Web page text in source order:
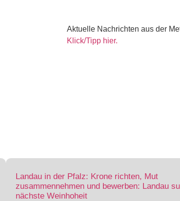
Aktuelle Nachrichten aus der
Klick/Tipp hier.
Landau in der Pfalz: Krone richten, Mut
zusammennehmen und bewerben: Landau
nächste Weinhoheit